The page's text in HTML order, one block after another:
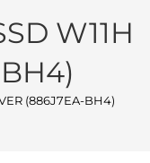
W11H
(886J7EA-BH4)